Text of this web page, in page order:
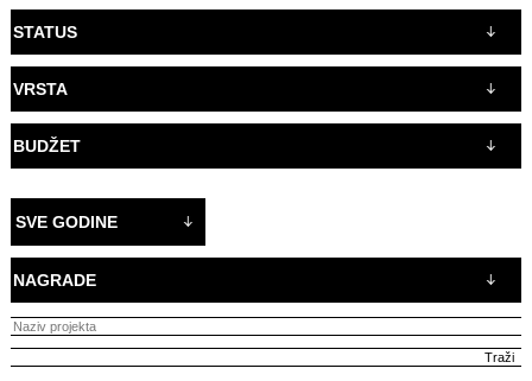
STATUS
VRSTA
BUDŽET
SVE GODINE
NAGRADE